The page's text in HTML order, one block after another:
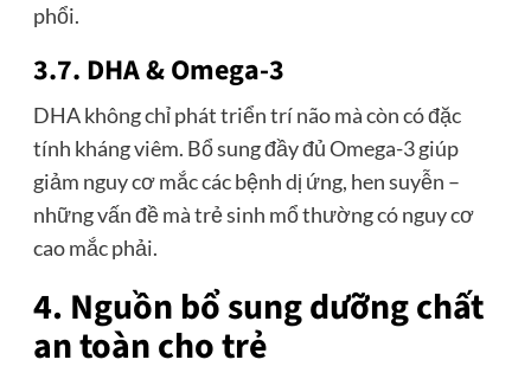
phổi.
3.7. DHA & Omega-3
DHA không chỉ phát triển trí não mà còn có đặc
tính kháng viêm. Bổ sung đầy đủ Omega-3 giúp
giảm nguy cơ mắc các bệnh dị ứng, hen suyễn –
những vấn đề mà trẻ sinh mổ thường có nguy cơ
cao mắc phải.
4. Nguồn bổ sung dưỡng chất
an toàn cho trẻ